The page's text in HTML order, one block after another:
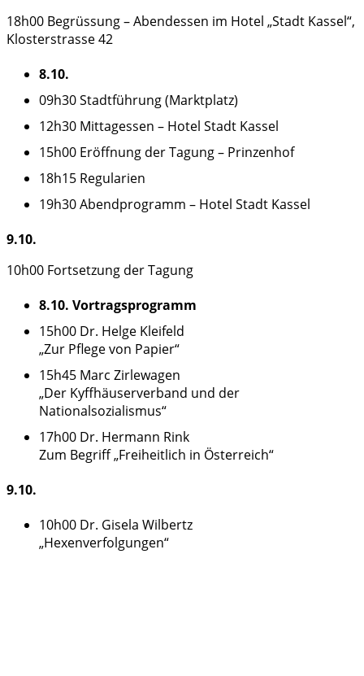
18h00 Begrüssung – Abendessen im Hotel „Stadt Kassel“,
Klosterstrasse 42
8.10.
09h30 Stadtführung (Marktplatz)
12h30 Mittagessen – Hotel Stadt Kassel
15h00 Eröffnung der Tagung – Prinzenhof
18h15 Regularien
19h30 Abendprogramm – Hotel Stadt Kassel
9.10.
10h00 Fortsetzung der Tagung
8.10. Vortragsprogramm
15h00 Dr. Helge Kleifeld
„Zur Pflege von Papier“
15h45 Marc Zirlewagen
„Der Kyffhäuserverband und der
Nationalsozialismus“
17h00 Dr. Hermann Rink
Zum Begriff „Freiheitlich in Österreich“
9.10.
10h00 Dr. Gisela Wilbertz
„Hexenverfolgungen“